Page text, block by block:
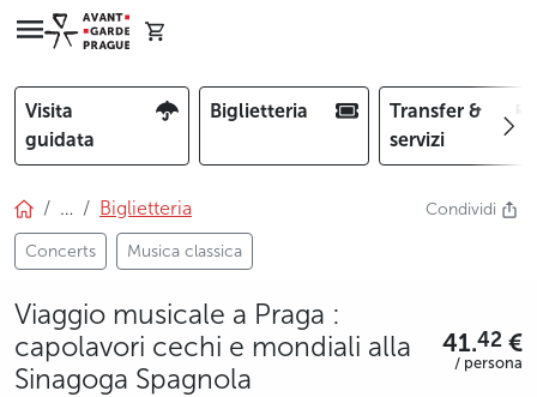
Visita
guidata
Biglietteria
Transfer &
servizi
… Biglietteria
Concerts Musica classica
Condividi
Viaggio musicale a Praga :
capolavori cechi e mondiali alla
Sinagoga Spagnola
41.42 €
/ persona